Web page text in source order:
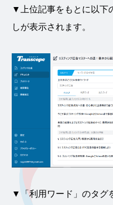
▼上位記事をもとに以下
しが表示されます。
▼「利用ワード」のタグ